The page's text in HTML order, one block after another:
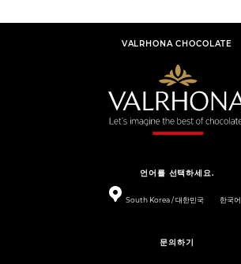
VALRHONA CHOCOLATE
언어를 선택하세요.
South Korea / 대한민국 한국어
문의하기